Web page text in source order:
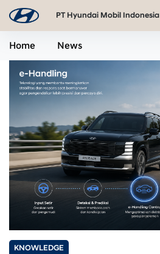
PT Hyundai Mobil Indonesia
Home News
KNOWLEDGE